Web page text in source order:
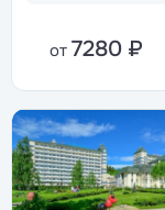
от 7280 ₽